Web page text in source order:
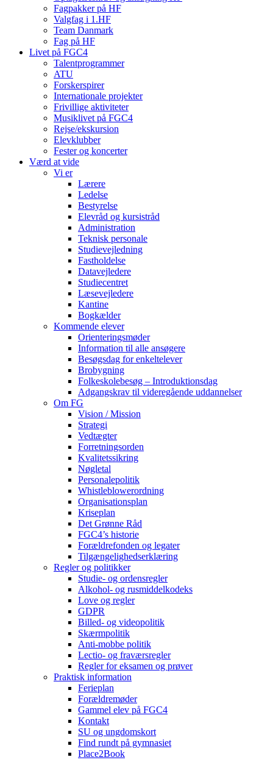
Fagpakker på HF
Valgfag i 1.HF
Team Danmark
Fag på HF
Livet på FGC4
Talentprogrammer
ATU
Forskerspirer
Internationale projekter
Frivillige aktiviteter
Musiklivet på FGC4
Rejse/ekskursion
Elevklubber
Fester og koncerter
Værd at vide
Vi er
Lærere
Ledelse
Bestyrelse
Elevråd og kursistråd
Administration
Teknisk personale
Studievejledning
Fastholdelse
Datavejledere
Studiecentret
Læsevejledere
Kantine
Bogkælder
Kommende elever
Orienteringsmøder
Information til alle ansøgere
Besøgsdag for enkeltelever
Brobygning
Folkeskolebesøg – Introduktionsdag
Adgangskrav til videregående uddannelser
Om FG
Vision / Mission
Strategi
Vedtægter
Forretningsorden
Kvalitetssikring
Nøgletal
Personalepolitik
Whistleblowerordning
Organisationsplan
Kriseplan
Det Grønne Råd
FGC4’s historie
Forældrefonden og legater
Tilgængelighedserklæring
Regler og politikker
Studie- og ordensregler
Alkohol- og rusmiddelkodeks
Love og regler
GDPR
Billed- og videopolitik
Skærmpolitik
Anti-mobbe politik
Lectio- og fraværsregler
Regler for eksamen og prøver
Praktisk information
Ferieplan
Forældremøder
Gammel elev på FGC4
Kontakt
SU og ungdomskort
Find rundt på gymnasiet
Place2Book